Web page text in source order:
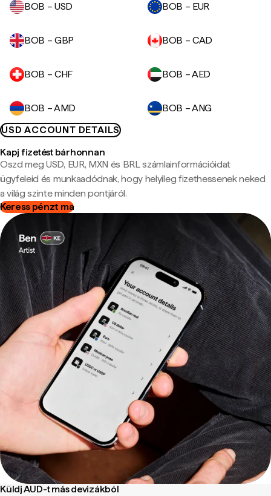
BOB – USD
BOB – EUR
BOB – GBP BOB – CAD
BOB – CHF BOB – AED
BOB – AMD
BOB – ANG
USD ACCOUNT DETAILS
Kapj fizetést bárhonnan
Oszd meg USD, EUR, MXN és BRL számlainformációidat
ügyfeleid és munkaadódnak, hogy helyileg fizethessenek neked
a világ szinte minden pontjáról.
Keress pénzt ma
Küldj AUD-t más devizákból